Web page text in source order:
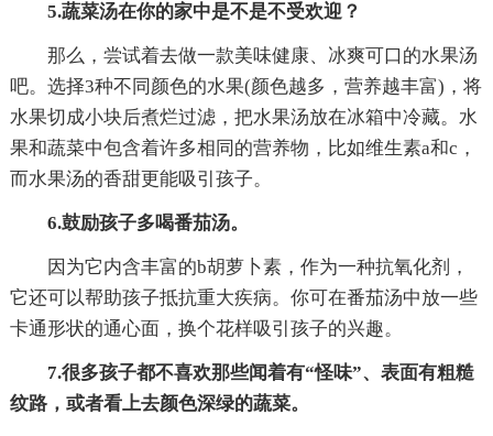
5.蔬菜汤在你的家中是不是不受欢迎？
那么，尝试着去做一款美味健康、冰爽可口的水果汤
吧。选择3种不同颜色的水果(颜色越多，营养越丰富)，将
水果切成小块后煮烂过滤，把水果汤放在冰箱中冷藏。水
果和蔬菜中包含着许多相同的营养物，比如维生素a和c，
而水果汤的香甜更能吸引孩子。
6.鼓励孩子多喝番茄汤。
因为它内含丰富的b胡萝卜素，作为一种抗氧化剂，
它还可以帮助孩子抵抗重大疾病。你可在番茄汤中放一些
卡通形状的通心面，换个花样吸引孩子的兴趣。
7.很多孩子都不喜欢那些闻着有“怪味”、表面有粗糙
纹路，或者看上去颜色深绿的蔬菜。